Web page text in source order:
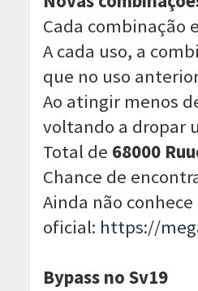
Cada combinação
A cada uso, a
que no uso
Ao atingir menos
voltando a dropar
Total de 68000
Chance de
Ainda não
oficial: https://
Bypass no Sv19